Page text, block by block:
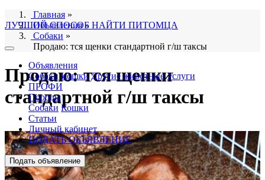
ЛУЧШИЙ СПОСОБ НАЙТИ ПИТОМЦА
Объявления
Собаки Кошки Другие животные Услуги
ПРОФИ
Породы
Собаки Кошки
Статьи
Личный кабинет
ПОДАТЬ ОБЪЯВЛЕНИЕ
Подать объявление
Главная »
Объявления»
Собаки »
Продаю: тся щенки стандартной г/ш таксы
Продаю: тся щенки
стандартной г/ш таксы